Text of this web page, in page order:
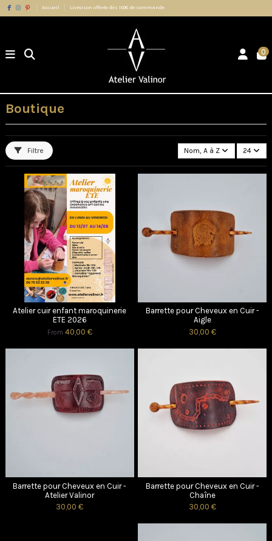
Accueil Livraison offerte dès 150€ de commande
0
Boutique
Filtre Nom, A à Z 24
Atelier cuir enfant maroquinerie
ETE 2026
From 40,00 €
Barrette pour Cheveux en Cuir -
Aigle
30,00 €
Barrette pour Cheveux en Cuir -
Atelier Valinor
30,00 €
Barrette pour Cheveux en Cuir -
Chaîne
30,00 €